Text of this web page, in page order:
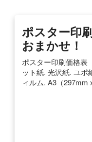
ポスター印
おまかせ！
ポスター印刷価格表
ット紙. 光沢紙. ユポ
ィルム. A3（297mm